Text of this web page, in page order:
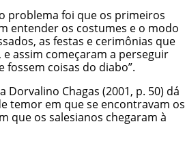
problema foi que os primeiros
entender os costumes e o modo
as festas e cerimônias que
e assim começaram a perseguir
fossem coisas do diabo”.
Dorvalino Chagas (2001, p. 50) dá
temor em que se encontravam os
que os salesianos chegaram à